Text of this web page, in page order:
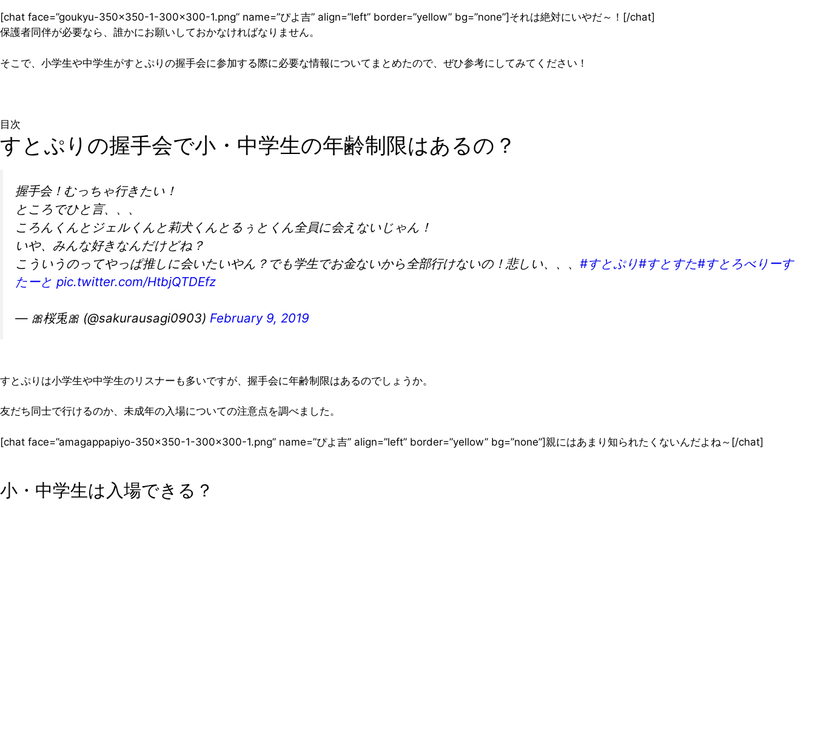
[chat face=”goukyu-350×350-1-300×300-1.png” name=”ぴよ吉” align=”left” border=”yellow” bg=”none”]それは絶対にいやだ～！[/chat]
保護者同伴が必要なら、誰かにお願いしておかなければなりません。
そこで、小学生や中学生がすとぷりの握手会に参加する際に必要な情報についてまとめたので、ぜひ参考にしてみてください！
目次
すとぷりの握手会で小・中学生の年齢制限はあるの？
握手会！むっちゃ行きたい！
ところでひと言、、、
ころんくんとジェルくんと莉犬くんとるぅとくん全員に会えないじゃん！
いや、みんな好きなんだけどね？
こういうのってやっぱ推しに会いたいやん？でも学生でお金ないから全部行けないの！悲しい、、、 #すとぷり#すとすた#すとろべりーす
たーと pic.twitter.com/HtbjQTDEfz
— 🎀桜兎🎀 (@sakurausagi0903) February 9, 2019
すとぷりは小学生や中学生のリスナーも多いですが、握手会に年齢制限はあるのでしょうか。
友だち同士で行けるのか、未成年の入場についての注意点を調べました。
[chat face=”amagappapiyo-350×350-1-300×300-1.png” name=”ぴよ吉” align=”left” border=”yellow” bg=”none”]親にはあまり知られたくないんだよね～[/chat]
小・中学生は入場できる？